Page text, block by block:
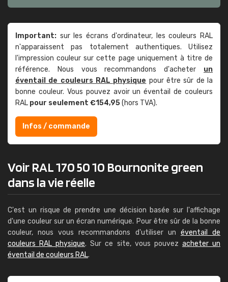
Important: sur les écrans d'ordinateur, les couleurs RAL
n'apparaissent pas totalement authentiques. Utilisez
l'impression couleur sur cette page uniquement à titre de
référence. Nous vous recommandons d'acheter un
éventail de couleurs RAL physique pour être sûr de la
bonne couleur. Vous pouvez avoir un éventail de couleurs
RAL pour seulement €154,95(hors TVA).
Infos / commande
Voir RAL 170 50 10 Bournonite green
dans la vie réelle
C'est un risque de prendre une décision basée sur l'affichage
d'une couleur sur un écran numérique. Pour être sûr de la bonne
couleur, nous vous recommandons d'utiliser un éventail de
couleurs RAL physique. Sur ce site, vous pouvez acheter un
éventail de couleurs RAL.